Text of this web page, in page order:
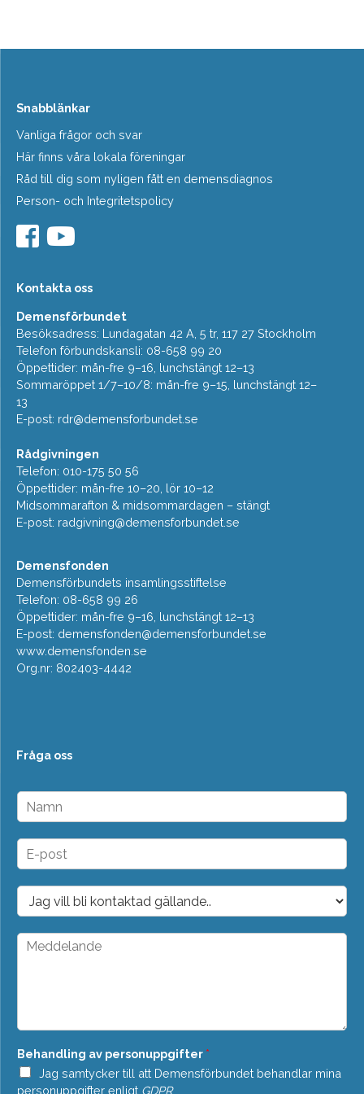
Snabblänkar
Vanliga frågor och svar
Här finns våra lokala föreningar
Råd till dig som nyligen fått en demensdiagnos
Person- och Integritetspolicy
Kontakta oss
Demensförbundet
Besöksadress: Lundagatan 42 A, 5 tr, 117 27 Stockholm
Telefon förbundskansli: 08-658 99 20
Öppettider: mån-fre 9–16, lunchstängt 12–13
Sommaröppet 1/7–10/8: mån-fre 9–15, lunchstängt 12–
13
E-post: rdr@demensforbundet.se
Rådgivningen
Telefon: 010-175 50 56
Öppettider: mån-fre 10–20, lör 10–12
Midsommarafton & midsommardagen – stängt
E-post: radgivning@demensforbundet.se
Demensfonden
Demensförbundets insamlingsstiftelse
Telefon: 08-658 99 26
Öppettider: mån-fre 9–16, lunchstängt 12–13
E-post: demensfonden@demensforbundet.se
www.demensfonden.se
Org.nr: 802403-4442
Fråga oss
N
m
n
E
p
o
t
*
D
o
p
M
a
d
e
*
Behandling av personuppgifter *
Jag samtycker till att Demensförbundet behandlar mina
personuppgifter enligt GDPR.